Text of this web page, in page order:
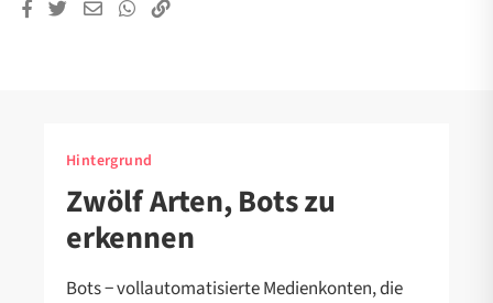
Hintergrund
Zwölf Arten, Bots zu
erkennen
Bots − vollautomatisierte Medienkonten, die